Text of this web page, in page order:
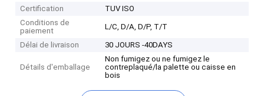
Certification
TUV ISO
Conditions de
paiement
L/C, D/A, D/P, T/T
Délai de livraison 30 JOURS -40DAYS
Détails d'emballage
Non fumigez ou ne fumigez le
contreplaqué/la palette ou caisse en
bois